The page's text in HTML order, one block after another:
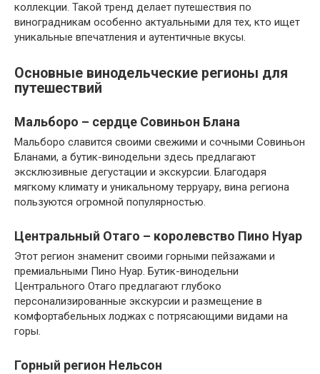
коллекции. Такой тренд делает путешествия по
виноградникам особенно актуальными для тех, кто ищет
уникальные впечатления и аутентичные вкусы.
Основные винодельческие регионы для
путешествий
Мальборо – сердце Совиньон Блана
Мальборо славится своими свежими и сочными Совиньон
Бланами, а бутик-винодельни здесь предлагают
эксклюзивные дегустации и экскурсии. Благодаря
мягкому климату и уникальному терруару, вина региона
пользуются огромной популярностью.
Центральный Отаго – королевство Пино Нуар
Этот регион знаменит своими горными пейзажами и
премиальными Пино Нуар. Бутик-винодельни
Центрального Отаго предлагают глубоко
персонализированные экскурсии и размещение в
комфортабельных лоджах с потрясающими видами на
горы.
Горный регион Нельсон